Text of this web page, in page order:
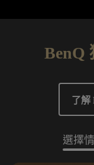
BenQ
了解
選擇